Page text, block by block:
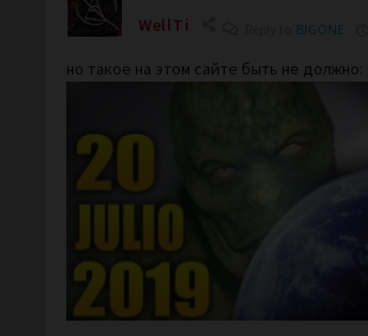
WellTi BIGONE
но такое на этом сайте быть не должно: